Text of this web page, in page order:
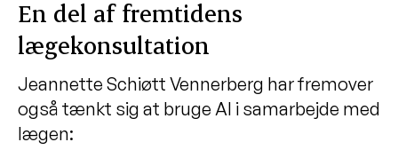
En del af fremtidens
lægekonsultation
Jeannette Schiøtt Vennerberg har fremover
også tænkt sig at bruge AI i samarbejde med
lægen: